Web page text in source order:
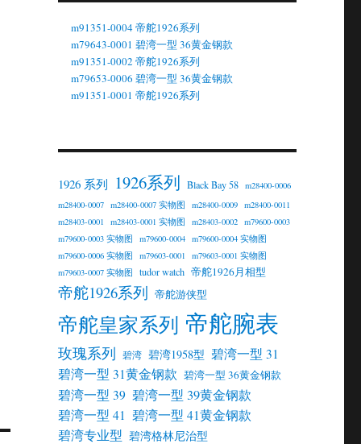
m91351-0004 帝舵1926系列
m79643-0001 碧湾一型 36黄金钢款
m91351-0002 帝舵1926系列
m79653-0006 碧湾一型 36黄金钢款
m91351-0001 帝舵1926系列
1926 系列 1926系列 Black Bay 58 m28400-0006
m28400-0007 m28400-0007 实物图 m28400-0009 m28400-0011
m28403-0001
m28403-0001 实物图 m28403-0002 m79600-0003
m79600-0003 实物图
m79600-0004 m79600-0004 实物图
m79600-0006 实物图
m79603-0001
m79603-0001 实物图
m79603-0007 实物图
tudor watch 帝舵1926月相型
帝舵1926系列 帝舵游侠型
帝舵皇家系列 帝舵腕表
玫瑰系列 碧湾 碧湾1958型 碧湾一型 31
碧湾一型 31黄金钢款 碧湾一型 36黄金钢款
碧湾一型 39 碧湾一型 39黄金钢款
碧湾一型 41 碧湾一型 41黄金钢款
碧湾专业型 碧湾格林尼治型